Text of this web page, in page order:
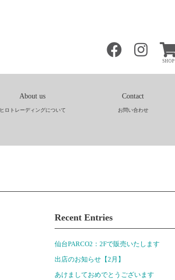
SHOP
About us
ヒロトレーディングについて
Contact
お問い合わせ
Recent Entries
仙台PARCO2：2Fで販売いたします
出店のお知らせ【2月】
あけましておめでとうございます